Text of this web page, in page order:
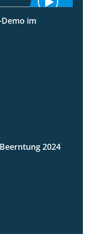
im
12:28
2024